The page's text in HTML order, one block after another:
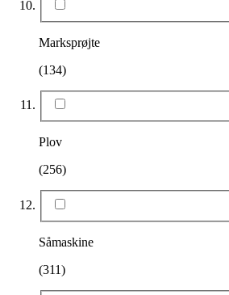
Marksprøjte
(134)
Plov
(256)
Såmaskine
(311)